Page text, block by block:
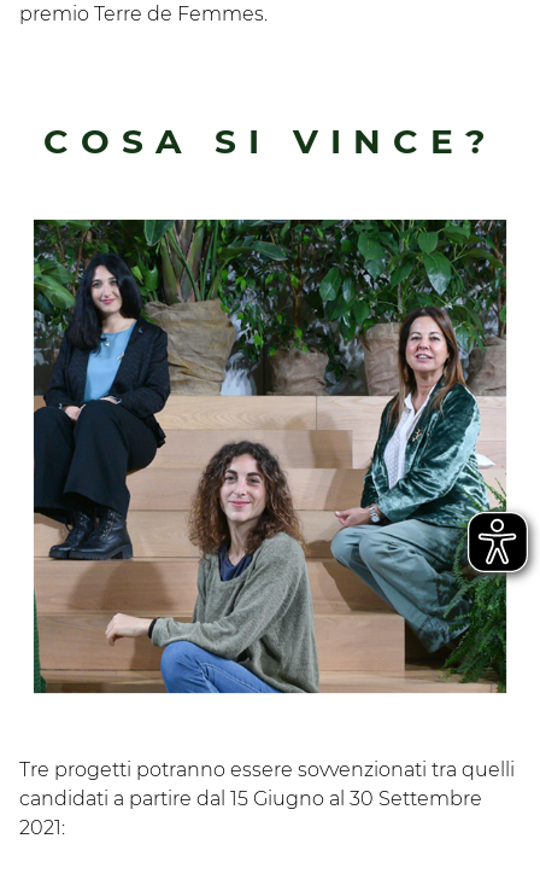
premio Terre de Femmes.
COSA SI VINCE?
Tre progetti potranno essere sovvenzionati tra quelli
candidati a partire dal 15 Giugno al 30 Settembre
2021: